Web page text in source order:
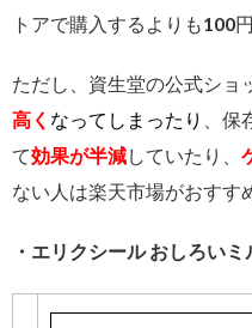
トアで購入するよりも100
ただし、資生堂の公式ショ
高く なってしまったり 、
て効果が半減していたり、
ない人は楽天市場がおすす
・エリクシール おしろい